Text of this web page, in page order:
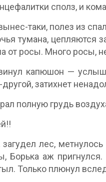
сполз, и
таки, полез из
тумана, цепляются
от росы. Много росы,
капюшон —
затихнет
полную грудь
загудел лес,
Борька аж
Только плюнул